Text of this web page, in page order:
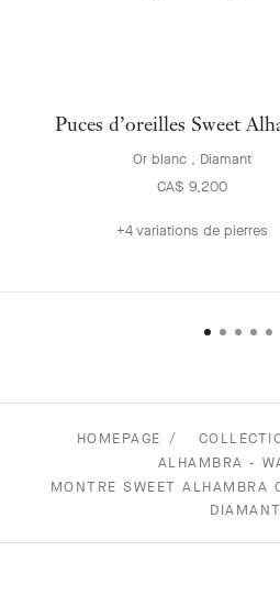
Puces d’oreilles Sweet
Or blanc , Diamant
CA$ 9,200
+4 variations de pierres
HOMEPAGE
ALHAMBRA -
MONTRE SWEET
DIAMANT